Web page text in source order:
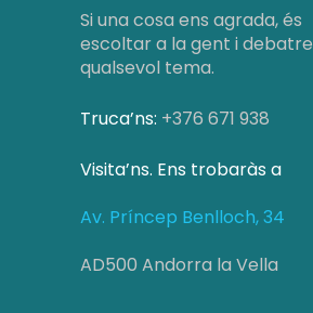
Si una cosa ens agrada, és
escoltar a la gent i debatre
qualsevol tema.
Truca’ns: +376 671 938
Visita’ns. Ens trobaràs a
Av. Príncep Benlloch, 34
AD500 Andorra la Vella